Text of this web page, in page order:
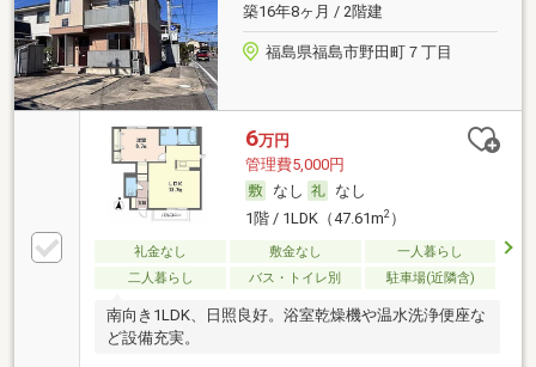
築16年8ヶ月 / 2階建
福島県福島市野田町７丁目
6万円
管理費5,000円
なし
なし
1階 / 1LDK（47.61m2）
礼金なし 敷金なし
一人暮らし
二人暮らし
バス・トイレ別 駐車場(近隣含)
南向き1LDK、日照良好。浴室乾燥機や温水洗浄便座な
ど設備充実。